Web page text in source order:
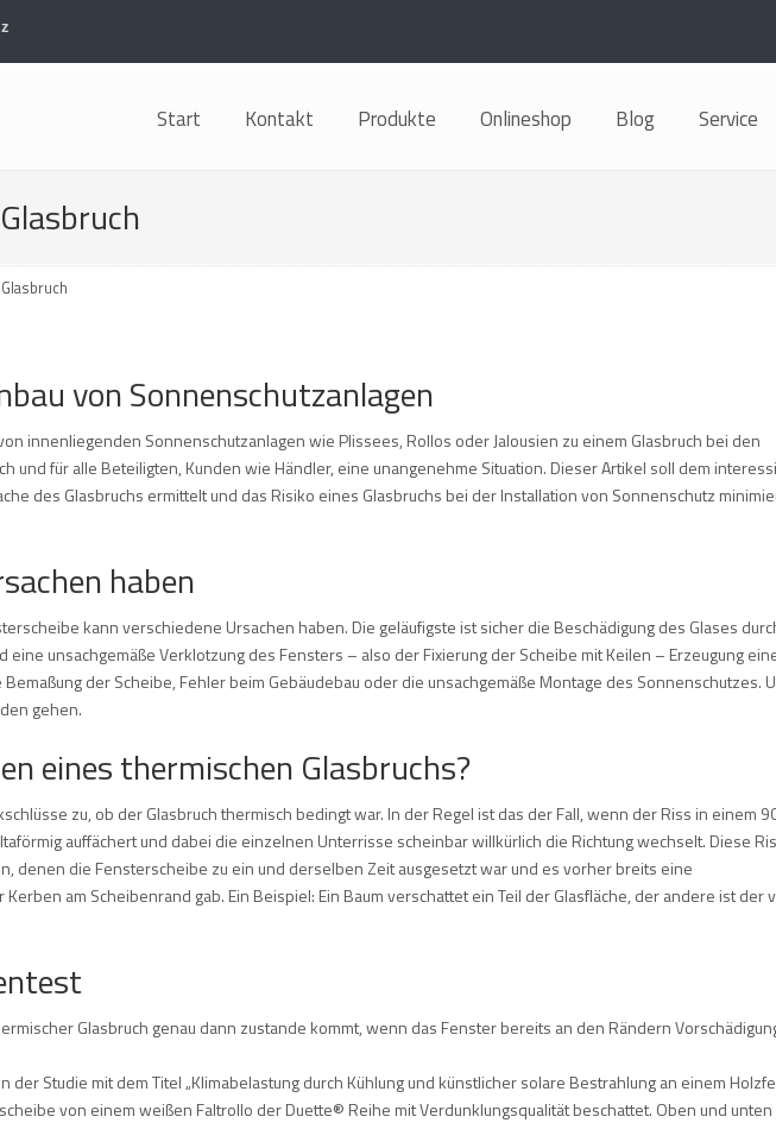
Start Kontakt Produkte Onlineshop Blog
Service
von Sonnenschutzanlagen
innenliegenden Sonnenschutzanlagen wie Plissees, Rollos oder Jalousien zu einem Glasbruch bei den
und für alle Beteiligten, Kunden wie Händler, eine unangenehme Situation. Dieser Artikel soll dem
des Glasbruchs ermittelt und das Risiko eines Glasbruchs bei der Installation von Sonnenschutz
haben
kann verschiedene Ursachen haben. Die geläufigste ist sicher die Beschädigung des Glases
eine unsachgemäße Verklotzung des Fensters – also der Fixierung der Scheibe mit Keilen – Erzeugung
der Scheibe, Fehler beim Gebäudebau oder die unsachgemäße Montage des Sonnenschutzes.
gehen.
eines thermischen Glasbruchs?
zu, ob der Glasbruch thermisch bedingt war. In der Regel ist das der Fall, wenn der Riss in einem
auffächert und dabei die einzelnen Unterrisse scheinbar willkürlich die Richtung wechselt. Diese
denen die Fensterscheibe zu ein und derselben Zeit ausgesetzt war und es vorher breits eine
am Scheibenrand gab. Ein Beispiel: Ein Baum verschattet ein Teil der Glasfläche, der andere ist der
Glasbruch genau dann zustande kommt, wenn das Fenster bereits an den Rändern
der Studie mit dem Titel „Klimabelastung durch Kühlung und künstlicher solare Bestrahlung an einem
von einem weißen Faltrollo der Duette® Reihe mit Verdunklungsqualität beschattet. Oben und